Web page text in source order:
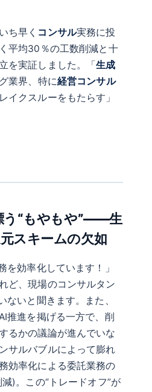
ち早く コンサル実務に投
平均30％の工数削減と十
を実証しました。「生成
業界、特に経営コンサル
イクスルーをもたらす」
う“もやもや”――生
スキームの欠如
を効率化しています！」
ど、現場のコンサルタン
ないと聞きます。また、
推進を掲げる一方で、削
るかの議論が進んでいな
サルバブルによって膨れ
効率化による委託業務の
)。この“トレードオフ”が